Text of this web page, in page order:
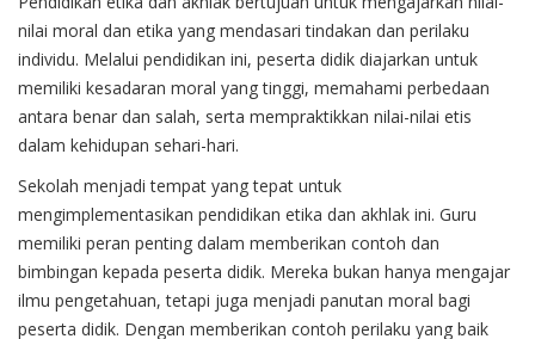
nilai moral dan etika yang mendasari tindakan dan perilaku
individu. Melalui pendidikan ini, peserta didik diajarkan untuk
memiliki kesadaran moral yang tinggi, memahami perbedaan
antara benar dan salah, serta mempraktikkan nilai-nilai etis
dalam kehidupan sehari-hari.
Sekolah menjadi tempat yang tepat untuk
mengimplementasikan pendidikan etika dan akhlak ini. Guru
memiliki peran penting dalam memberikan contoh dan
bimbingan kepada peserta didik. Mereka bukan hanya mengajar
ilmu pengetahuan, tetapi juga menjadi panutan moral bagi
peserta didik. Dengan memberikan contoh perilaku yang baik